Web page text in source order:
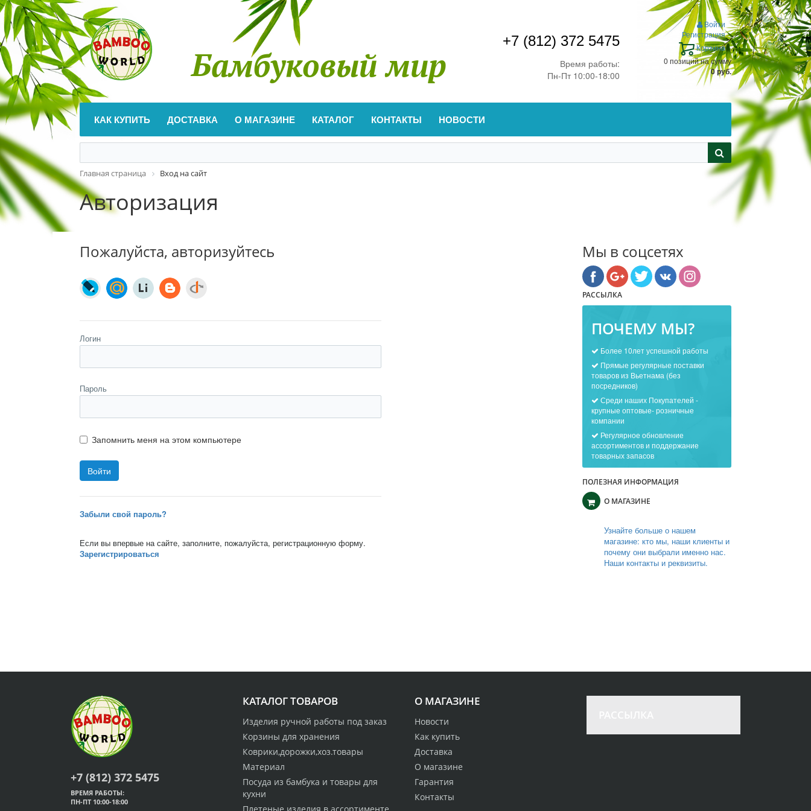
Бамбуковый мир
+7 (812) 372 5475
Время работы:
Пн-Пт 10:00-18:00
Войти
Регистрация
Корзина
0 позицийна сумму
0 руб.
КАК КУПИТЬ ДОСТАВКА О МАГАЗИНЕ КАТАЛОГ КОНТАКТЫ НОВОСТИ
Главная страница Вход на сайт
Авторизация
Пожалуйста, авторизуйтесь
Логин
Пароль
Запомнить меня на этом компьютере
Забыли свой пароль?
Если вы впервые на сайте, заполните, пожалуйста, регистрационную форму.
Зарегистрироваться
Мы в соцсетях
РАССЫЛКА
ПОЧЕМУ МЫ?
Более 10лет успешной работы
Прямые регулярные поставки
товаров из Вьетнама (без
посредников)
Среди наших Покупателей -
крупные оптовые- розничные
компании
Регулярное обновление
ассортиментов и поддержание
товарных запасов
ПОЛЕЗНАЯ ИНФОРМАЦИЯ
О МАГАЗИНЕ
Узнайте больше о нашем
магазине: кто мы, наши клиенты и
почему они выбрали именно нас.
Наши контакты и реквизиты.
О МАГАЗИНЕ
Новости
Как купить
Доставка
О магазине
Гарантия
Контакты
КАТАЛОГ ТОВАРОВ
Изделия ручной работы под заказ
Корзины для хранения
Коврики,дорожки,хоз.товары
Материал
Посуда из бамбука и товары для
кухни
+7 (812) 372 5475
ВРЕМЯ РАБОТЫ:
ПН-ПТ 10:00-18:00